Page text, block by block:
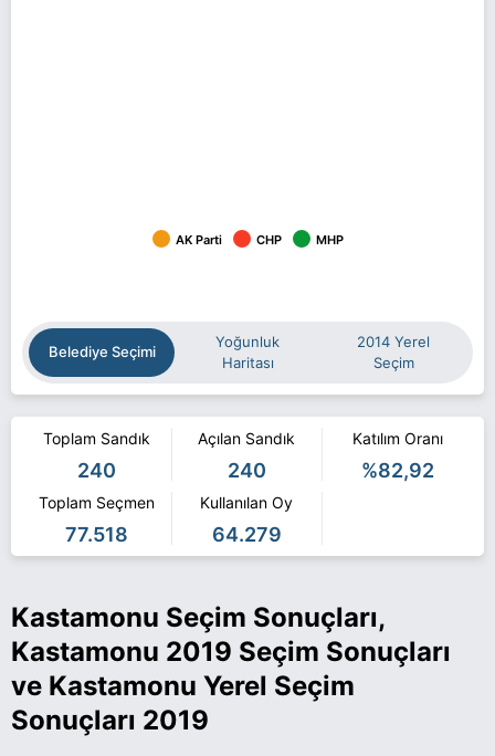
AK Parti CHP MHP
Belediye Seçimi
Yoğunluk
Haritası
2014 Yerel
Seçim
Toplam Sandık
240
Açılan Sandık
240
Katılım Oranı
%82,92
Toplam Seçmen
77.518
Kullanılan Oy
64.279
Kastamonu Seçim Sonuçları,
Kastamonu 2019 Seçim Sonuçları
ve Kastamonu Yerel Seçim
Sonuçları 2019